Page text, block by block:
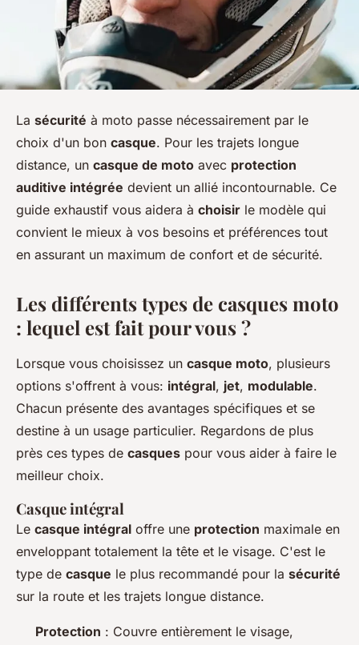
La sécurité à moto passe nécessairement par le
choix d'un bon casque. Pour les trajets longue
distance, un casque de moto avec protection
auditive intégrée devient un allié incontournable. Ce
guide exhaustif vous aidera à choisir le modèle qui
convient le mieux à vos besoins et préférences tout
en assurant un maximum de confort et de sécurité.
Les différents types de casques moto
: lequel est fait pour vous ?
Lorsque vous choisissez un casque moto, plusieurs
options s'offrent à vous: intégral, jet, modulable.
Chacun présente des avantages spécifiques et se
destine à un usage particulier. Regardons de plus
près ces types de casques pour vous aider à faire le
meilleur choix.
Casque intégral
Le casque intégral offre une protection maximale en
enveloppant totalement la tête et le visage. C'est le
type de casque le plus recommandé pour la sécurité
sur la route et les trajets longue distance.
Protection : Couvre entièrement le visage,